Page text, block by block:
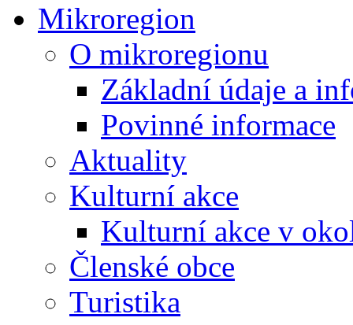
Mikroregion
O mikroregionu
Základní údaje a
Povinné informace
Aktuality
Kulturní akce
Kulturní akce v
Členské obce
Turistika